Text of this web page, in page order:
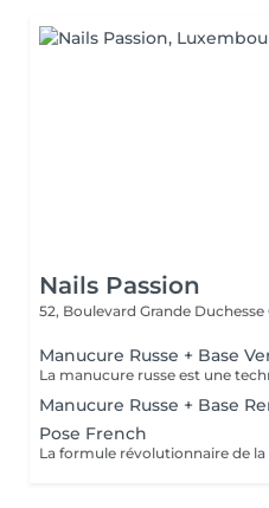
Nails Passion
52, Boulevard Grande
Manucure Russe + Base
Manucure Russe + Base
Pose French